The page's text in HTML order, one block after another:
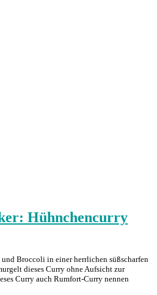
Hühnchencurry
Broccoli in einer herrlichen süßscharfen
dieses Curry ohne Aufsicht zur
Curry auch Rumfort-Curry nennen